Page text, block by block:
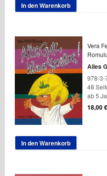
In den Warenkorb
Vera
Alles
978-3-
48
ab 5
18,00€
In den Warenkorb